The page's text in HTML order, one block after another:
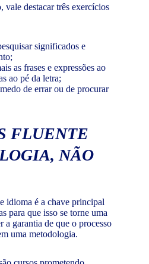
vale destacar três exercícios
significados e
as frases e expressões ao
ao pé da letra;
de errar ou de procurar
FLUENTE
NÃO
idioma é a chave principal
para que isso se torne uma
a garantia de que o processo
uma metodologia.